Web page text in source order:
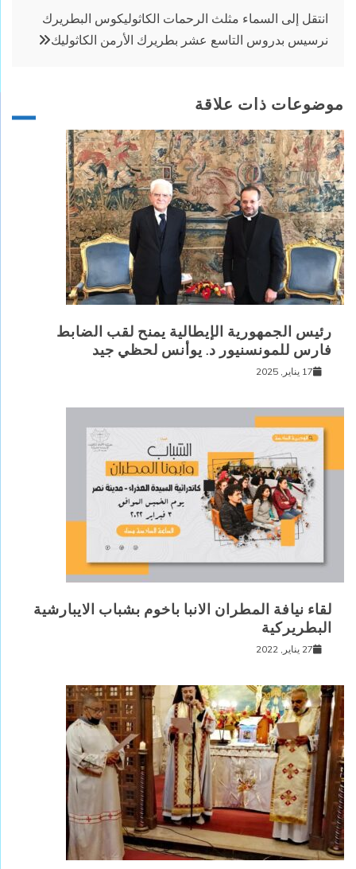
انتقل إلى السماء مثلث الرحمات الكاثوليكوس البطريرك
نرسيس بدروس التاسع عشر بطريرك الأرمن الكاثوليك
موضوعات ذات علاقة
رئيس الجمهورية الإيطالية يمنح لقب الضابط
فارس للمونسنيور د. يوأنس لحظي جيد
17 يناير, 2025
لقاء نيافة المطران الانبا باخوم بشباب الايبارشية
البطريركية
27 يناير, 2022